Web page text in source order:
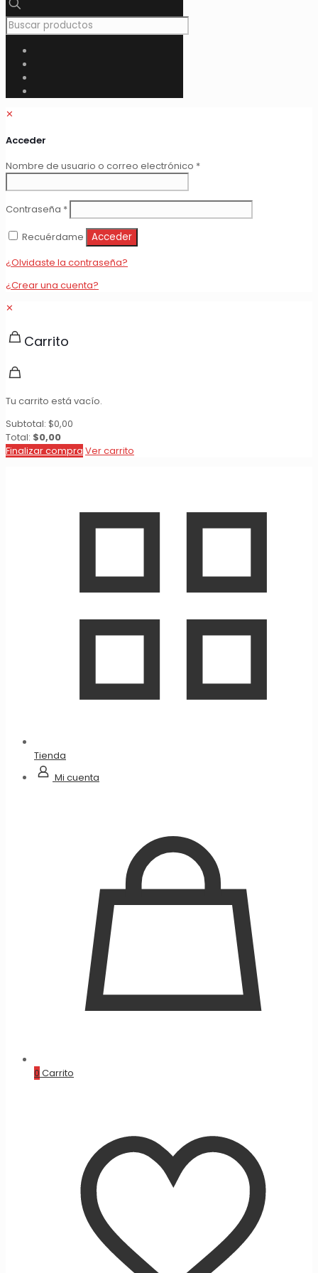
✕
Acceder
Nombre de usuario o correo electrónico *Obligatorio
Contraseña *Obligatorio
Recuérdame
Acceder
¿Olvidaste la contraseña?
¿Crear una cuenta?
✕
Carrito
Tu carrito está vacío.
Subtotal: $0,00
Total: $0,00
Finalizar compra Ver carrito
Tienda
Mi cuenta
0 Carrito